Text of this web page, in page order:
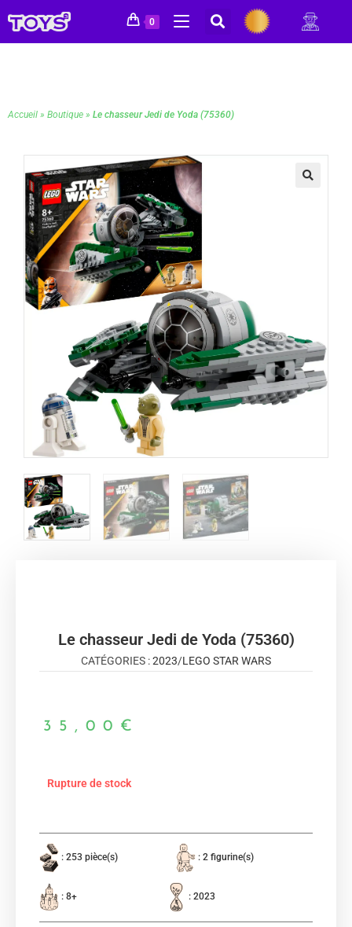
0
Accueil » Boutique » Le chasseur Jedi de Yoda (75360)
Le chasseur Jedi de Yoda (75360)
CATÉGORIES :2023/LEGO STAR WARS
35,00 €
Rupture de stock
: 253 pièce(s) : 2 figurine(s)
: 8+ : 2023